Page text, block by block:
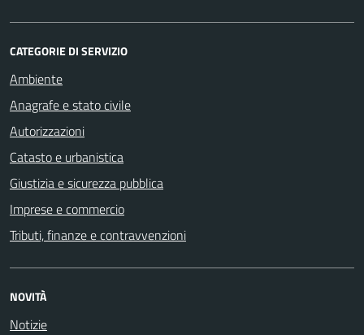
CATEGORIE DI SERVIZIO
Ambiente
Anagrafe e stato civile
Autorizzazioni
Catasto e urbanistica
Giustizia e sicurezza pubblica
Imprese e commercio
Tributi, finanze e contravvenzioni
NOVITÀ
Notizie